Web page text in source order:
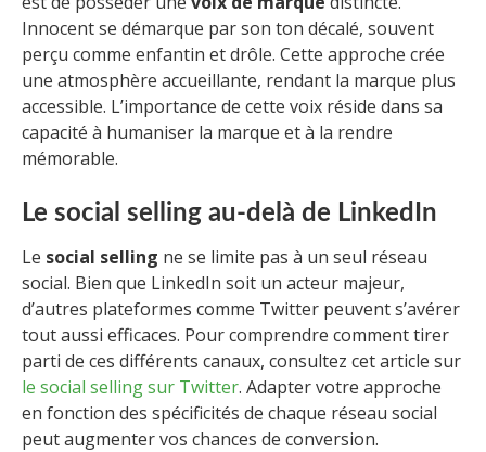
Innocent se démarque par son ton décalé, souvent
perçu comme enfantin et drôle. Cette approche crée
une atmosphère accueillante, rendant la marque plus
accessible. L’importance de cette voix réside dans sa
capacité à humaniser la marque et à la rendre
mémorable.
Le social selling au-delà de LinkedIn
Le social selling ne se limite pas à un seul réseau
social. Bien que LinkedIn soit un acteur majeur,
d’autres plateformes comme Twitter peuvent s’avérer
tout aussi efficaces. Pour comprendre comment tirer
parti de ces différents canaux, consultez cet article sur
le social selling sur Twitter. Adapter votre approche
en fonction des spécificités de chaque réseau social
peut augmenter vos chances de conversion.